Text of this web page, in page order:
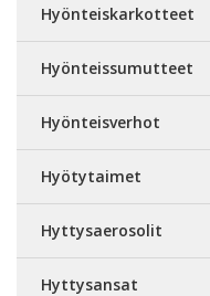
Hyönteiskarkotteet
Hyönteissumutteet
Hyönteisverhot
Hyötytaimet
Hyttysaerosolit
Hyttysansat